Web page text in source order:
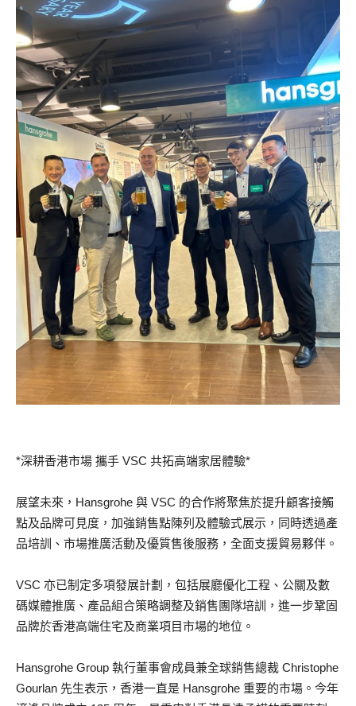
*深耕香港市場 攜手 VSC 共拓高端家居體驗*
展望未來，Hansgrohe 與 VSC 的合作將聚焦於提升顧客接觸
點及品牌可見度，加強銷售點陳列及體驗式展示，同時透過產
品培訓、市場推廣活動及優質售後服務，全面支援貿易夥伴。
VSC 亦已制定多項發展計劃，包括展廳優化工程、公關及數
碼媒體推廣、產品組合策略調整及銷售團隊培訓，進一步鞏固
品牌於香港高端住宅及商業項目市場的地位。
Hansgrohe Group 執行董事會成員兼全球銷售總裁 Christophe
Gourlan 先生表示，香港一直是 Hansgrohe 重要的市場。今年